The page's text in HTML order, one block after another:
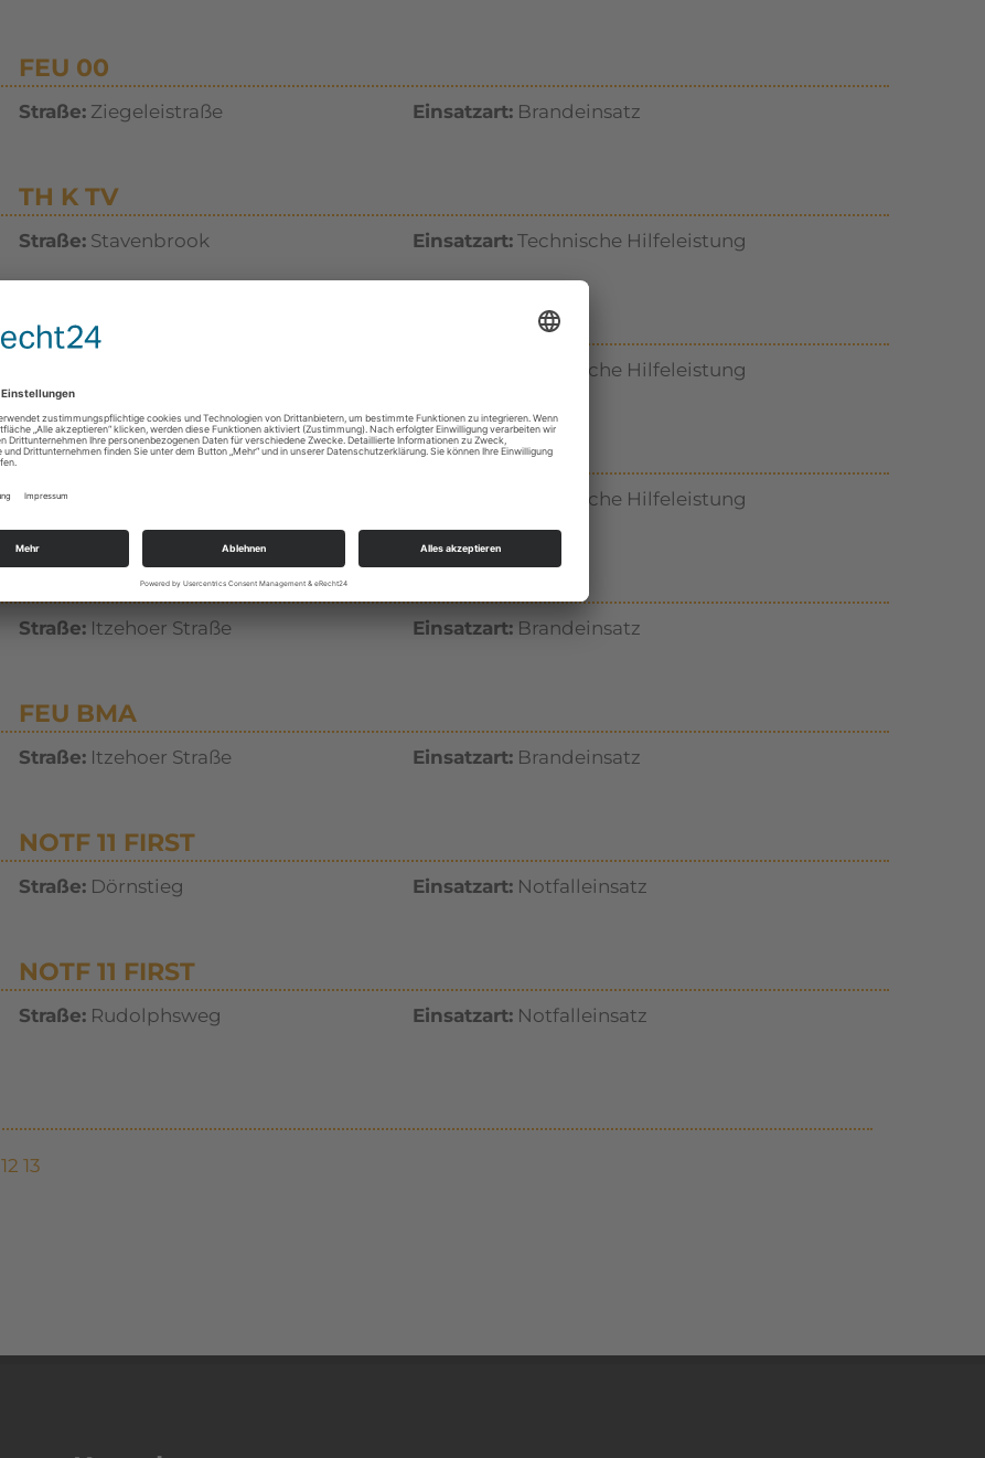
FEU 00
Straße:Ziegeleistraße Einsatzart: Brandeinsatz
TH K TV
Straße:Stavenbrook Einsatzart: Technische Hilfeleistung
TH K 00, Anforderung Drehleiter
Technische Hilfeleistung
TH K 00
Straße: Technische Hilfeleistung
Straße:Itzehoer Straße Einsatzart: Brandeinsatz
FEU BMA
Straße:Itzehoer Straße Einsatzart: Brandeinsatz
NOTF 11 FIRST
Straße:Dörnstieg Einsatzart: Notfalleinsatz
NOTF 11 FIRST
Straße:Rudolphsweg Einsatzart: Notfalleinsatz
12 13